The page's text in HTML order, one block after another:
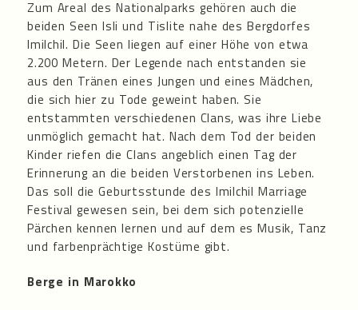
Zum Areal des Nationalparks gehören auch die
beiden Seen Isli und Tislite nahe des Bergdorfes
Imilchil. Die Seen liegen auf einer Höhe von etwa
2.200 Metern. Der Legende nach entstanden sie
aus den Tränen eines Jungen und eines Mädchen,
die sich hier zu Tode geweint haben. Sie
entstammten verschiedenen Clans, was ihre Liebe
unmöglich gemacht hat. Nach dem Tod der beiden
Kinder riefen die Clans angeblich einen Tag der
Erinnerung an die beiden Verstorbenen ins Leben.
Das soll die Geburtsstunde des Imilchil Marriage
Festival gewesen sein, bei dem sich potenzielle
Pärchen kennen lernen und auf dem es Musik, Tanz
und farbenprächtige Kostüme gibt.
Berge in Marokko